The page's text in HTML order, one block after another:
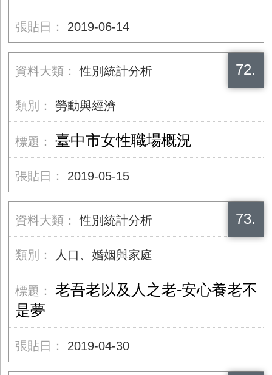
2019-06-14
72.
性別統計分析
勞動與經濟
臺中市女性職場概況
2019-05-15
73.
性別統計分析
人口、婚姻與家庭
老吾老以及人之老-安心養老不
是夢
2019-04-30